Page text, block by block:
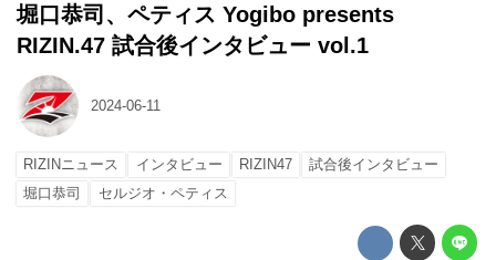
堀口恭司、ペティス Yogibo presents
RIZIN.47 試合後インタビュー vol.1
2024-06-11
RIZINニュース インタビュー RIZIN47
試合後インタビュー
堀口恭司
セルジオ・ペティス